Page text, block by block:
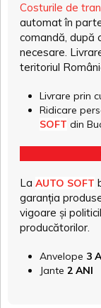
Costurile de
automat în
comandă, după
necesare.
teritoriul
Livrare prin
Ridicare
SOFT din
La AUTO SOFT
garanția
vigoare și
producătorilor.
Anvelope 3
Jante 2 ANI